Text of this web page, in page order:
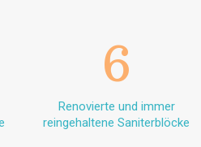
6
Renovierte und immer
reingehaltene Saniterblöcke